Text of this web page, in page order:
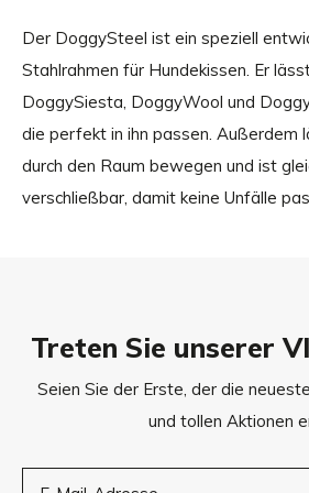
Der DoggySteel ist ein speziell
Stahlrahmen für Hundekissen. Er
DoggySiesta, DoggyWool und
die perfekt in ihn passen. Außerdem
durch den Raum bewegen und ist
verschließbar, damit keine Unfälle
Treten Sie unserer
Seien Sie der Erste, der die
und tollen Aktionen